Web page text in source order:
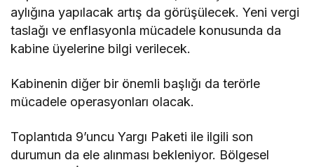
aylığına yapılacak artış da görüşülecek. Yeni vergi
taslağı ve enflasyonla mücadele konusunda da
kabine üyelerine bilgi verilecek.
Kabinenin diğer bir önemli başlığı da terörle
mücadele operasyonları olacak.
Toplantıda 9’uncu Yargı Paketi ile ilgili son
durumun da ele alınması bekleniyor. Bölgesel